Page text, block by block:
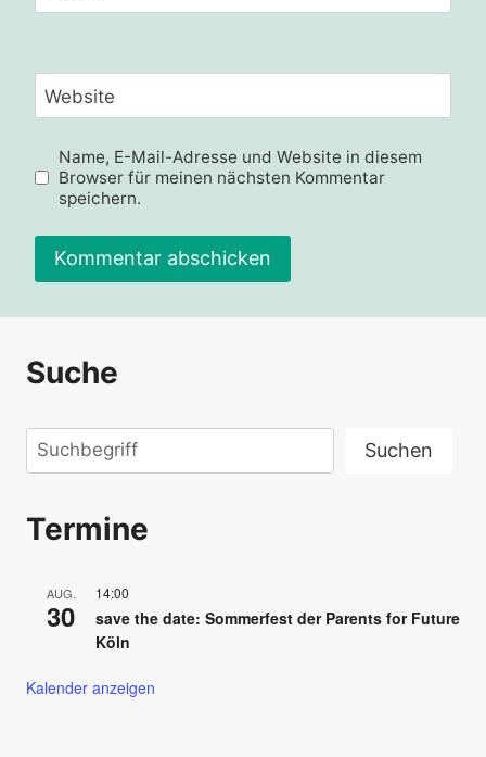
Website
Name, E-Mail-Adresse und Website in diesem
Browser für meinen nächsten Kommentar
speichern.
Alternative:
Suche
Suchen Suchen
Termine
AUG.
30
14:00
save the date: Sommerfest der Parents for Future
Köln
Kalender anzeigen